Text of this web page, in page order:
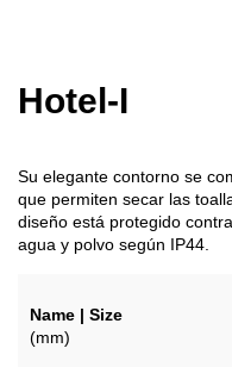
Hotel-I
Su elegante contorno se
que permiten secar las
diseño está protegido
agua y polvo según IP44.
Name | Size
(mm)